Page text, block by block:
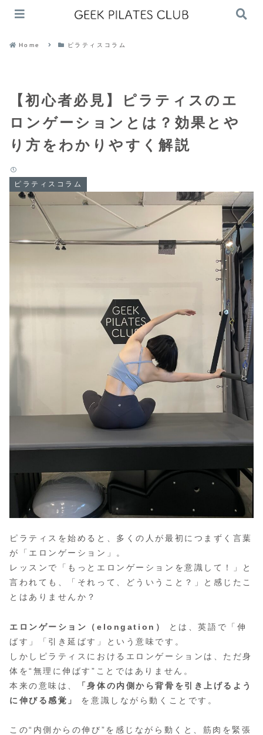
Home ピラティスコラム
【初心者必見】ピラティスのエ
ロンゲーションとは？効果とや
り方をわかりやすく解説
ピラティスコラム
ピラティスを始めると、多くの人が最初につまずく言葉
が「エロンゲーション」。
レッスンで「もっとエロンゲーションを意識して！」と
言われても、「それって、どういうこと？」と感じたこ
とはありませんか？
エロンゲーション（elongation）
とは、英語で「伸
ばす」「引き延ばす」という意味です。
しかしピラティスにおけるエロンゲーションは、ただ身
体を“無理に伸ばす”ことではありません。
本来の意味は、
「身体の内側から背骨を引き上げるよう
に伸びる感覚」
を意識しながら動くことです。
この“内側からの伸び”を感じながら動くと、筋肉を緊張